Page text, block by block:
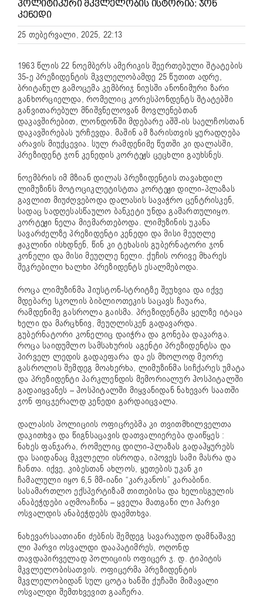
ᲞᲝᲚᲘᲢᲘᲙᲣᲠᲘ ᲛᲙᲕᲚᲔᲚᲝᲑᲘᲡ ᲘᲡᲢᲝᲠᲘᲐ: ᲯᲝᲜ
ᲙᲔᲜᲔᲓᲘ
25 თებერვალი, 2025, 22:13
1963 წლის 22 ნოემბერს ამერიკის შეერთებული შტატების
35-ე პრეზიდენტის მკვლელობამდე 25 წუთით ადრე,
ბრიტანულ გამოცემა კემბრიჯ ნიუსში ანონიმური ზარი
განხორციელდა, რომელიც კორესპონდენტს შტატებში
განვითარებულ მნიშვნელოვან მოვლენებთან
დაკავშირებით, ლონდონში მდებარე აშშ-ის საელჩოსთან
დაკავშირებას ურჩევდა. მაშინ ამ ზარისთვის ყურადღება
არავის მიუქცევია. სულ რამდენიმე წუთში კი დალასში,
პრეზიდენტ ჯონ კენედის კორტეჟს ცეცხლი გაუხსნეს.
ნოემბრის იმ მზიან დილას პრეზიდენტის თავახდილ
ლიმუზინს მოტოციკლეტისტთა კორტეჟი დილი-პლაზას
გავლით მიუძღვებოდა დალასის სავაჭრო ცენტრისკენ,
სადაც სადღესასწაულო ბანკეტი უნდა გამართულიყო.
კორტეჟი ნელა მიემართებოდა. ლიმუზინის უკანა
სავარძელზე პრეზიდენტი კენედი და მისი მეუღლე
ჟაკლინი ისხდნენ, წინ კი ტეხასის გუბერნატორი ჯონ
კონელი და მისი მეუღლე ნელი. ქუჩის ორივე მხარეს
შეკრებილი ხალხი პრეზიდენტს ესალმებოდა.
როცა ლიმუზინმა ჰიუსტონ-სტრიტზე შეუხვია და იქვე
მდებარე სკოლის ბიბლიოთეკის საცავს ჩაუარა,
რამდენიმე გასროლა გაისმა. პრეზიდენტმა ყელზე იტაცა
ხელი და მარცხნივ, მეუღლისკენ გადავარდა.
გუბერნატორი კონელიც დაიჭრა და გონება დაკარგა.
როცა საიდუმლო სამსახურის აგენტი პრეზიდენტსა და
პირველ ლედის გადაეფარა და ეს მხოლოდ მეორე
გასროლის შემდეგ მოახერხა, ლიმუზინმა სიჩქარეს უმატა
და პრეზიდენტი პარკლენდის მემორიალურ ჰოსპიტალში
გადაიყვანეს – ჰოსპიტალში მიყვანიდან ნახევარ საათში
ჯონ ფიცჯერალდ კენედი გარდაიცვალა.
დალასის პოლიციის ოფიცრებმა კი თვითმხილველთა
დაკითხვა და წიგნსაცავის დათვალიერება დაიწყეს :
ნახეს ფანჯარა, რომელიც დილი-პლაზას გადაჰყურებს
და საიდანაც მკვლელი ისროდა, იპოვეს სამი მასრა და
ჩანთა. იქვე, კიბესთან ახლოს, ყუთების უკან კი
ჩამალული იყო 6,5 მმ-იანი “კარკანოს” კარაბინი.
სასამართლო ექსპერტიზამ თითებისა და ხელისგულის
ანაბეჭდები აღმოაჩინა – ყველა მათგანი ლი ჰარვი
ოსვალდის ანაბეჭდებს დაემთხვა.
ნახევარსაათიანი ძებნის შემდეგ სავარაუდო დამნაშავე
ლი ჰარვი ოსვალდი დააპატიმრეს, ოღონდ
თავდაპირველად პოლიციის ოფიცერ ჯ. დ. ტიპიტის
მკვლელობისათვის. ოფიცერმა პრეზიდენტის
მკვლელობიდან სულ ცოტა ხანში ქუჩაში მიმავალი
ოსვალდი შემთხვევით გააჩერა.